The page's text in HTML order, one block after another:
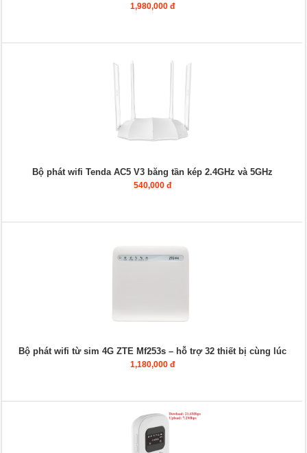
1,980,000 đ
Bộ phát wifi Tenda AC5 V3 băng tần kép 2.4GHz và 5GHz
540,000 đ
Bộ phát wifi từ sim 4G ZTE Mf253s – hỗ trợ 32 thiết bị cùng lúc
1,180,000 đ